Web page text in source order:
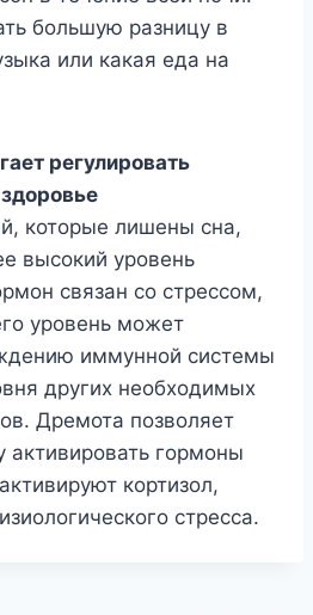
большую разницу в
или какая еда на
регулировать
которые лишены сна,
высокий уровень
связан со стрессом,
уровень может
иммунной системы
других необходимых
Дремота позволяет
активировать гормоны
кортизол,
стресса.